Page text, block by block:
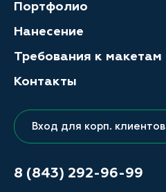
Портфолио
Нанесение
Требования к макетам
Контакты
Вход для корп. клиентов
8 (843) 292-96-99